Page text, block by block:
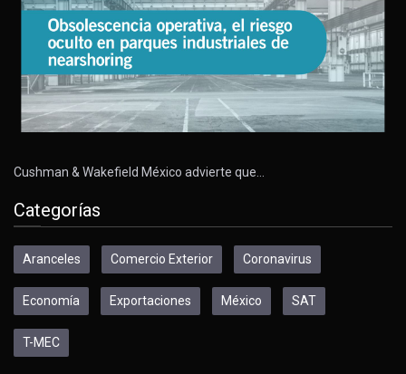
Cushman & Wakefield México advierte que…
Categorías
Aranceles Comercio Exterior Coronavirus
Economía Exportaciones México SAT
T-MEC